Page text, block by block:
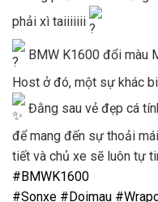
phải xì taiiiiiii
BMW K1600 đổi màu
Host ở đó, một sự khác
Đằng sau vẻ đẹp cá
để mang đến sự thoải
tiết và chủ xe sẽ luôn tự
#BMWK1600
#Sonxe #Doimau